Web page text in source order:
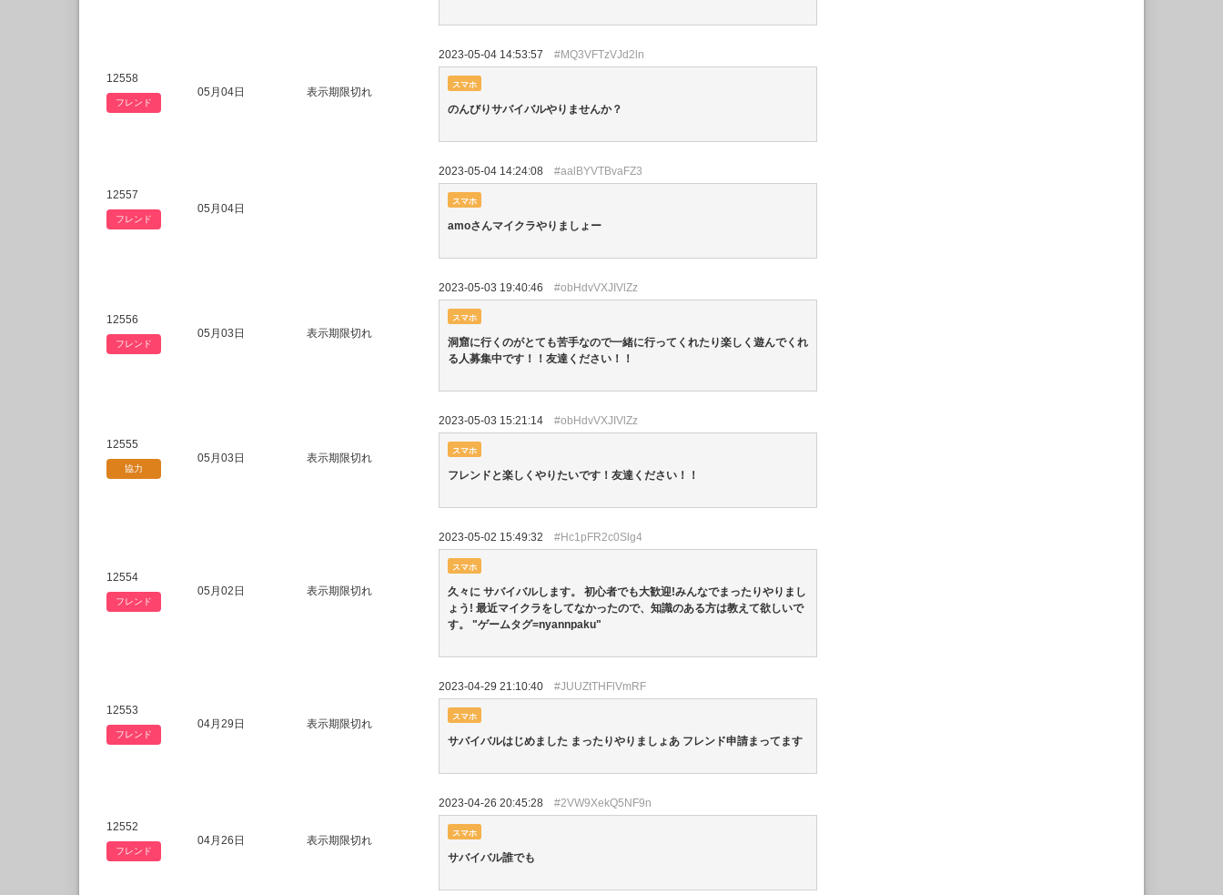
12558
フレンド
05月04日 表示期限切れ
2023-05-04 14:53:57 #MQ3VFTzVJd2ln
スマホ
のんびりサバイバルやりませんか？
12557
フレンド
05月04日
2023-05-04 14:24:08 #aalBYVTBvaFZ3
スマホ
amoさんマイクラやりましょー
12556
フレンド
05月03日 表示期限切れ
2023-05-03 19:40:46 #obHdvVXJIVlZz
スマホ
洞窟に行くのがとても苦手なので一緒に行ってくれたり楽しく遊んでくれ
る人募集中です！！友達ください！！
12555
協力
05月03日 表示期限切れ
2023-05-03 15:21:14 #obHdvVXJIVlZz
スマホ
フレンドと楽しくやりたいです！友達ください！！
12554
フレンド
05月02日 表示期限切れ
2023-05-02 15:49:32 #Hc1pFR2c0Slg4
スマホ
久々に サバイバルします。 初心者でも大歓迎!みんなでまったりやりまし
ょう! 最近マイクラをしてなかったので、知識のある方は教えて欲しいで
す。 "ゲームタグ=nyannpaku"
12553
フレンド
04月29日 表示期限切れ
2023-04-29 21:10:40 #JUUZtTHFlVmRF
スマホ
サバイバルはじめました まったりやりましょあ フレンド申請まってます
12552
フレンド
04月26日 表示期限切れ
2023-04-26 20:45:28 #2VW9XekQ5NF9n
スマホ
サバイバル誰でも